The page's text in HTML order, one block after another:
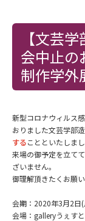
【文芸
会中止の
制作学外
新型コロナウィルス
おりました文芸学部
することといたしまし
来場の御予定を立て
ざいません。
御理解頂きたくお願い
会期：2020年3月2
会場：galleryうぇす